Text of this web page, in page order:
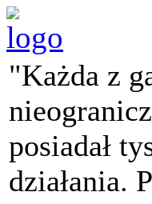
"Każda z
posiadał
działania.